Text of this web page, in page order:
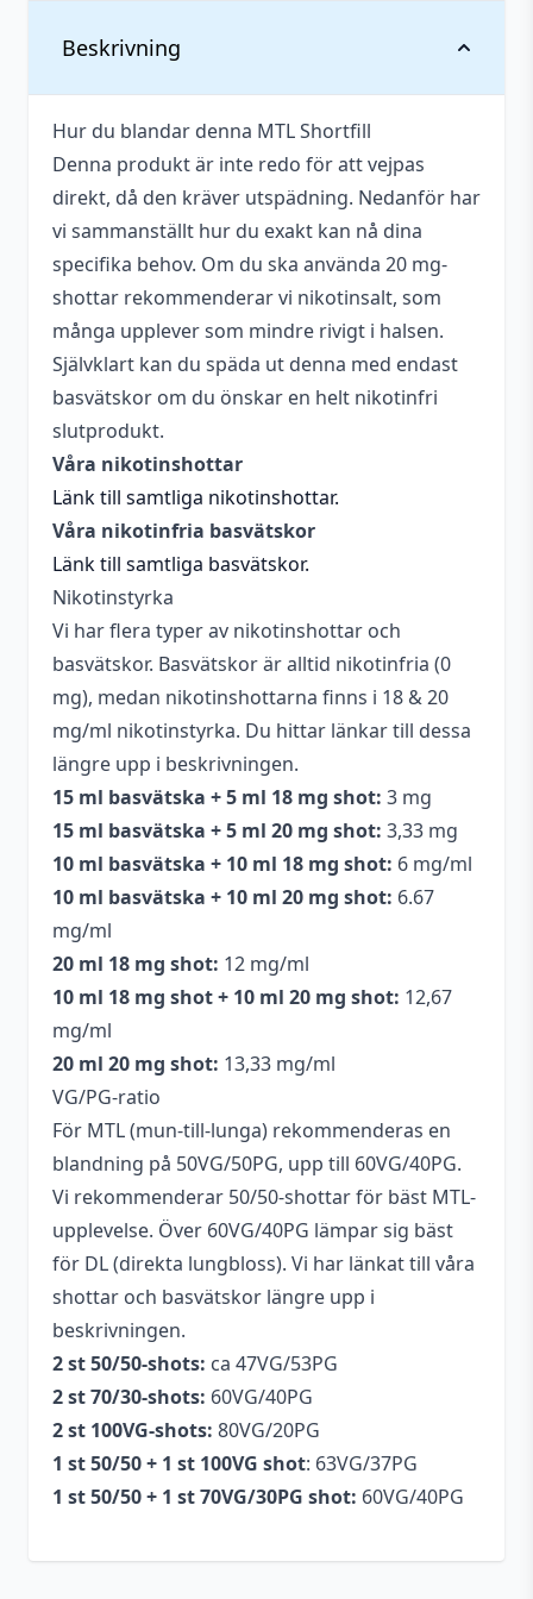
Beskrivning
Hur du blandar denna MTL Shortfill
Denna produkt är inte redo för att vejpas
direkt, då den kräver utspädning. Nedanför har
vi sammanställt hur du exakt kan nå dina
specifika behov. Om du ska använda 20 mg-
shottar rekommenderar vi nikotinsalt, som
många upplever som mindre rivigt i halsen.
Självklart kan du späda ut denna med endast
basvätskor om du önskar en helt nikotinfri
slutprodukt.
Våra nikotinshottar
Länk till samtliga nikotinshottar.
Våra nikotinfria basvätskor
Länk till samtliga basvätskor.
Nikotinstyrka
Vi har flera typer av nikotinshottar och
basvätskor. Basvätskor är alltid nikotinfria (0
mg), medan nikotinshottarna finns i 18 & 20
mg/ml nikotinstyrka. Du hittar länkar till dessa
längre upp i beskrivningen.
15 ml basvätska + 5 ml 18 mg shot: 3 mg
15 ml basvätska + 5 ml 20 mg shot: 3,33 mg
10 ml basvätska + 10 ml 18 mg shot: 6 mg/ml
10 ml basvätska + 10 ml 20 mg shot: 6.67
mg/ml
20 ml 18 mg shot: 12 mg/ml
10 ml 18 mg shot + 10 ml 20 mg shot: 12,67
mg/ml
20 ml 20 mg shot: 13,33 mg/ml
VG/PG-ratio
För MTL (mun-till-lunga) rekommenderas en
blandning på 50VG/50PG, upp till 60VG/40PG.
Vi rekommenderar 50/50-shottar för bäst MTL-
upplevelse. Över 60VG/40PG lämpar sig bäst
för DL (direkta lungbloss). Vi har länkat till våra
shottar och basvätskor längre upp i
beskrivningen.
2 st 50/50-shots: ca 47VG/53PG
2 st 70/30-shots: 60VG/40PG
2 st 100VG-shots: 80VG/20PG
1 st 50/50 + 1 st 100VG shot: 63VG/37PG
1 st 50/50 + 1 st 70VG/30PG shot: 60VG/40PG
Vikt
Anpassad för
nikotinstyrka
Antal ml
10 ml
Blandning
50VG / 50PG
Flaskstorlek
30 ml
Serie
Liquid Wonders
Tillverkare
Liquid Wonders
Typ
Shortfill (MTL)
Utrymme för
nikotinshots
20 ml (2 st)
Innehåller
cooling
Smakprofil Mentol,Mint,Vattenmelon